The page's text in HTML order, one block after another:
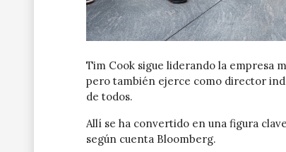
Tim Cook sigue liderando la empresa
pero también ejerce como director
de todos.
Allí se ha convertido en una figura
según cuenta Bloomberg.